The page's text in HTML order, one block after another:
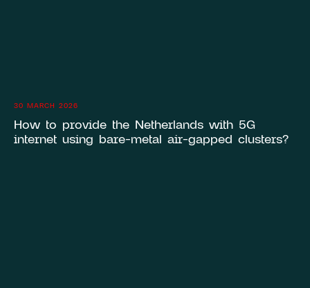
30 MARCH 2026
How to provide the Netherlands with 5G
internet using bare-metal air-gapped clusters?